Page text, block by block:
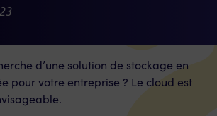
d’une solution de stockage en
pour votre entreprise ? Le cloud est